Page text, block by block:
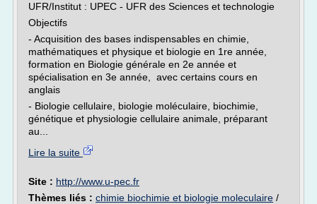
UFR/Institut : UPEC - UFR des Sciences et technologie
Objectifs
- Acquisition des bases indispensables en chimie,
mathématiques et physique et biologie en 1re année,
formation en Biologie générale en 2e année et
spécialisation en 3e année, avec certains cours en
anglais
- Biologie cellulaire, biologie moléculaire, biochimie,
génétique et physiologie cellulaire animale, préparant
au...
Lire la suite
Site : http://www.u-pec.fr
Thèmes liés : chimie biochimie et biologie moleculaire /